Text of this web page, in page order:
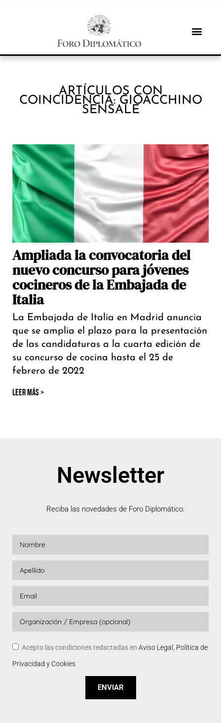
ARTÍCULOS CON
COINCIDENCIA: GIOACCHINO
SENSALE
Ampliada la convocatoria del
nuevo concurso para jóvenes
cocineros de la Embajada de
Italia
La Embajada de Italia en Madrid anuncia
que se amplia el plazo para la presentación
de las candidaturas a la cuarta edición de
su concurso de cocina hasta el 25 de
febrero de 2022
LEER MÁS >
Newsletter
Reciba las novedades de Foro Diplomático.
Acepto las condiciones redactadas en Aviso Legal, Política de
Privacidad y Cookies
ENVIAR